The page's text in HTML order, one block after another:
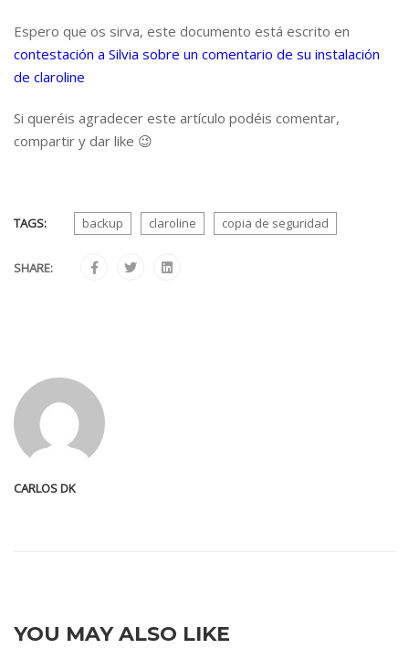
Espero que os sirva, este documento está escrito en
contestación a Silvia sobre un comentario de su instalación
de claroline
Si queréis agradecer este artículo podéis comentar,
compartir y dar like 😉
TAGS: backup claroline copia de seguridad
SHARE:
CARLOS DK
YOU MAY ALSO LIKE